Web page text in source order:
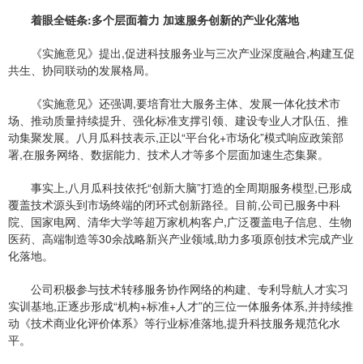
着眼全链条:多个层面着力 加速服务创新的产业化落地
《实施意见》提出,促进科技服务业与三次产业深度融合,构建互促
共生、协同联动的发展格局。
《实施意见》还强调,要培育壮大服务主体、发展一体化技术市
场、推动质量持续提升、强化标准支撑引领、建设专业人才队伍、推
动集聚发展。八月瓜科技表示,正以“平台化+市场化”模式响应政策部
署,在服务网络、数据能力、技术人才等多个层面加速生态集聚。
事实上,八月瓜科技依托“创新大脑”打造的全周期服务模型,已形成
覆盖技术源头到市场终端的闭环式创新路径。目前,公司已服务中科
院、国家电网、清华大学等超万家机构客户,广泛覆盖电子信息、生物
医药、高端制造等30余战略新兴产业领域,助力多项原创技术完成产业
化落地。
公司积极参与技术转移服务协作网络的构建、专利导航人才实习
实训基地,正逐步形成“机构+标准+人才”的三位一体服务体系,并持续推
动《技术商业化评价体系》等行业标准落地,提升科技服务规范化水
平。